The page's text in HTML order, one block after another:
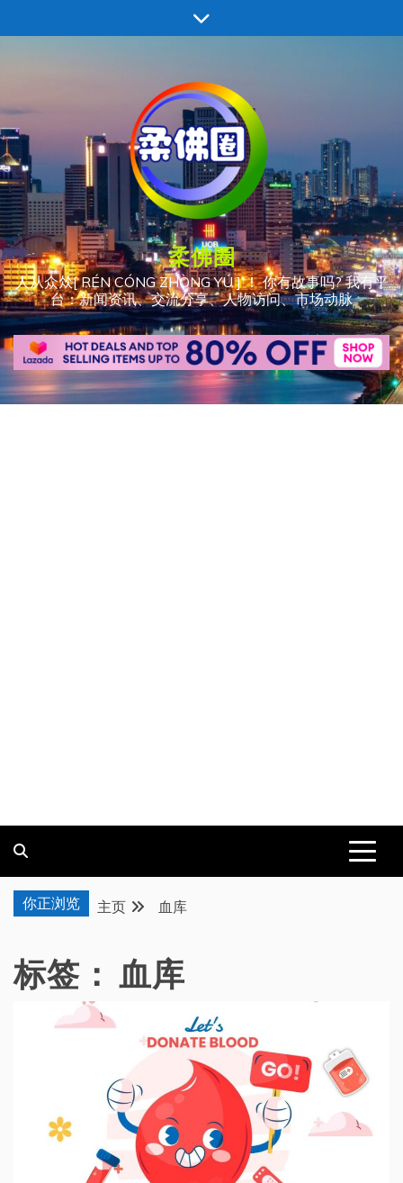
至
柔佛圈
人从众𠈌[ RÉN CÓNG ZHÒNG YÚ ] ！ 你有故事吗? 我有平
台：新闻资讯、交流分享、人物访问、市场动脉
你正浏览 主页 血库
标签： 血库